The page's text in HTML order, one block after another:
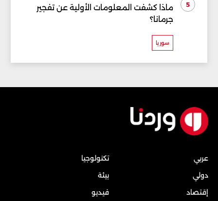
5
ماذا كشفت المعلومات الأولية عن تفجير
جرمانا؟
سوريا
عربي
دولي
إقتصاد
تكنولوجيا
بيئة
فيديو